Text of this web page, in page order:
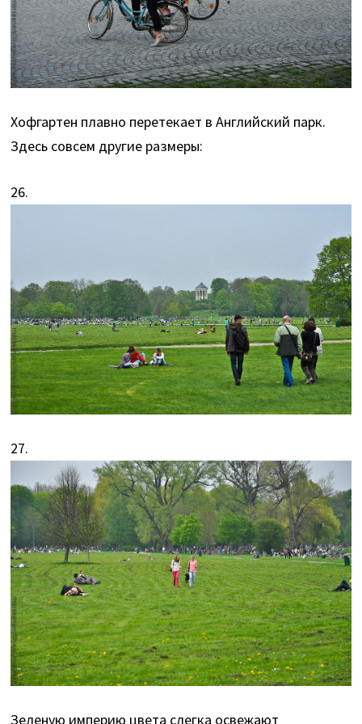
Хофгартен плавно перетекает в Английский парк.
Здесь совсем другие размеры:
26.
27.
Зеленую империю цвета слегка освежают